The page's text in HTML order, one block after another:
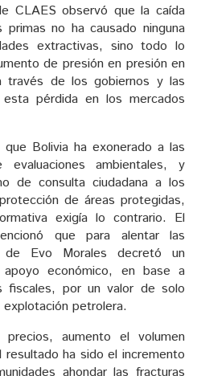
CLAES observó que la caída
no ha causado ninguna
extractivas, sino todo lo
de presión en presión en
través de los gobiernos y las
pérdida en los mercados
Bolivia ha exonerado a las
ambientales, y
de consulta ciudadana a los
de áreas protegidas,
exigía lo contrario. El
que para alentar las
de Evo Morales decretó un
económico, en base a
fiscales, por un valor de solo
petrolera.
aumento el volumen
ha sido el incremento
ahondar las fracturas